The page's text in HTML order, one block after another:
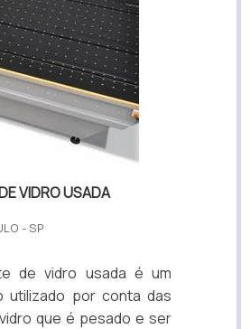
VIDRO USADA
- SP
de vidro usada é um
utilizado por conta das
que é pesado e ser